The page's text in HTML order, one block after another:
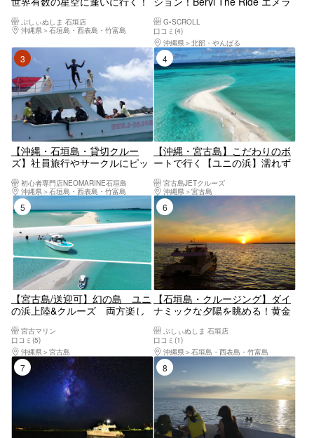
る満天の星空＜星空ガイド・三
線生ライブ付／1ドリンク付／
市街地送迎無料＞
ぷしぃぬしま 石垣店
沖縄県
石垣島・西表島・竹富島
しよう！！ 【沖縄・古宇利島・
羽地内海・クルージング】
G•SCROLL
口コミ(4)
沖縄県
北部・やんばる
【沖縄・石垣島・貸切クルー
ズ】社員旅行やサークルにピッ
ーターして石垣島の海を満喫し
よう！
初心者専門店NEOMARINE石垣島
沖縄県
石垣島・西表島・竹富島
4位
【沖縄・宮古島】こだわりのボ
ートで行く【ユニの浜】濡れず
良部大橋をくぐるプチクルージ
ング【ドローン撮影無料】
宮古島JETクルーズ
沖縄県
宮古島
5位
【宮古島/送迎可】幻の島 ユニ
の浜上陸&クルーズ 両方楽し
雅にリゾート気分◎個トイレ、
冷房完備！お子様割有り 送迎
車までも豪華！
宮古マリン
口コミ(5)
沖縄県
宮古島
6位
【石垣島・クルージング】ダイ
ナミックな夕陽を眺める！黄金
体験！＜1ドリンク付／市街地
送迎無料＞
ぷしぃぬしま 石垣店
口コミ(1)
沖縄県
石垣島・西表島・竹富島
7位